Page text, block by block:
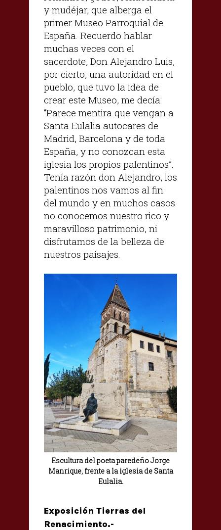
y mudéjar, que alberga el
primer Museo Parroquial de
España. Recuerdo hablar
muchas veces con el
sacerdote, Don Alejandro Luis,
por cierto, una autoridad en el
pueblo, que tuvo la idea de
crear este Museo, me decía:
“Parece mentira que vengan a
Santa Eulalia autocares de
Madrid, Barcelona y de toda
España, y no conozcan esta
iglesia los propios palentinos”.
Tenía razón don Alejandro, los
palentinos nos vamos al fin
del mundo y en muchos casos
no conocemos nuestro rico y
maravilloso patrimonio, ni
disfrutamos de la belleza de
nuestros paisajes.
Escultura del poeta paredeño Jorge
Manrique, frente a la iglesia de Santa
Eulalia.
Exposición Tierras del
Renacimiento.-